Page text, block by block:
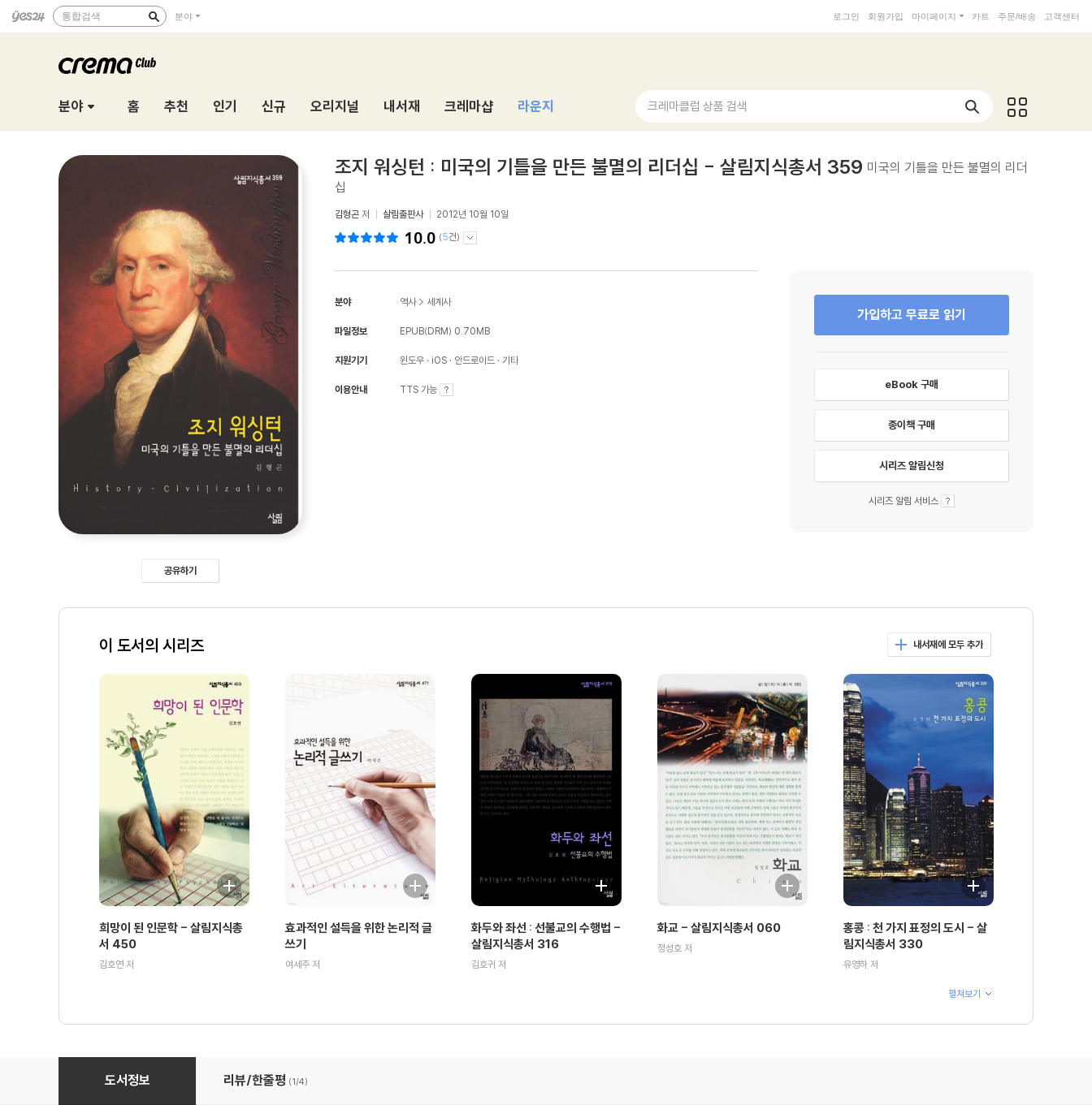
통합검색 분야 로그인 회원가입 마이페이지 카트 주문/배송 고객센터
분야 홈 추천 인기 신규 오리지널 내서재 크레마샵 라운지 크레마클럽 상품 검색
공유하기
조지 워싱턴 : 미국의 기틀을 만든 불멸의 리더십 - 살림지식총서 359 미국의 기틀을 만든 불멸의 리더
십
김형곤 저 살림출판사 2012년 10월 10일
10.0 (5건)
분야 역사> 세계사
파일정보 EPUB(DRM) 0.70MB
지원기기 윈도우 iOS 안드로이드 기타
이용안내 TTS 가능
가입하고 무료로 읽기
eBook 구매
종이책 구매
시리즈 알림신청
시리즈 알림 서비스
이 도서의 시리즈 내서재에 모두 추가
희망이 된 인문학 - 살림지식총
서 450
김호연 저
효과적인 설득을 위한 논리적 글
쓰기
여세주 저
화두와 좌선 : 선불교의 수행법 -
살림지식총서 316
김호귀 저
화교 - 살림지식총서 060
정성호 저
홍콩 : 천 가지 표정의 도시 - 살
림지식총서 330
유영하 저
펼쳐보기
조지 워싱턴 : 미국의 기틀을 만든 불멸의 리더십 - 살림지식총서 359
도서정보 리뷰/한줄평 (1/4)